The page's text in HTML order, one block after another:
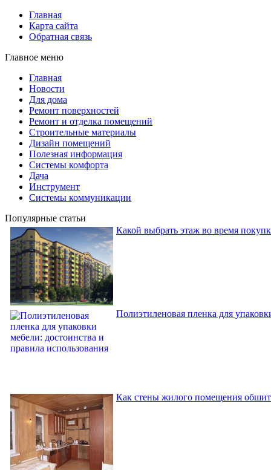
Главная
Карта сайта
Обратная связь
Главное меню
Главная
Новости
Для дома
Ремонт поверхностей
Ремонт и отделка помещений
Строительные материалы
Дизайн помещений
Полезная информация
Системы комфорта
Дача
Инструмент
Системы коммуникации
Популярные статьи
Какой выбрать этаж во время
Полиэтиленовая пленка для
Как стены жилого помещения